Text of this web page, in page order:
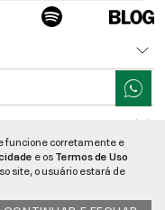
funcione corretamente e
e osTermos de Uso
site, o usuário estará de